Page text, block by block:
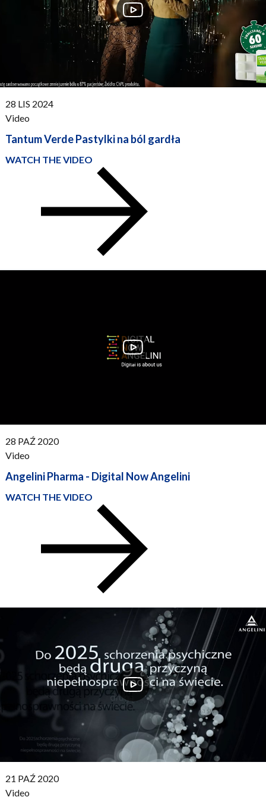
PUBLISHED:
28 LIS 2024
Video
Tantum Verde Pastylki na ból gardła
WATCH THE VIDEO
PUBLISHED:
28 PAŹ 2020
Video
Angelini Pharma - Digital Now Angelini
WATCH THE VIDEO
PUBLISHED:
21 PAŹ 2020
Video